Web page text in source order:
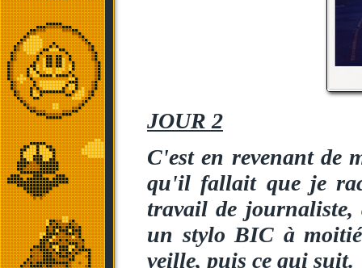
JOUR 2
C'est en revenant de
qu'il fallait que je
travail de
un stylo BIC à
veille, puis ce qui suit.